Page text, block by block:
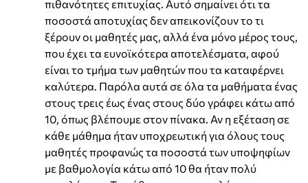
πιθανότητες επιτυχίας. Αυτό σημαίνει ότι τα
ποσοστά αποτυχίας δεν απεικονίζουν το τι
ξέρουν οι μαθητές μας, αλλά ένα μόνο μέρος τους,
που έχει τα ευνοϊκότερα αποτελέσματα, αφού
είναι το τμήμα των μαθητών που τα καταφέρνει
καλύτερα. Παρόλα αυτά σε όλα τα μαθήματα ένας
στους τρεις έως ένας στους δύο γράφει κάτω από
10, όπως βλέπουμε στον πίνακα. Αν η εξέταση σε
κάθε μάθημα ήταν υποχρεωτική για όλους τους
μαθητές προφανώς τα ποσοστά των υποψηφίων
με βαθμολογία κάτω από 10 θα ήταν πολύ